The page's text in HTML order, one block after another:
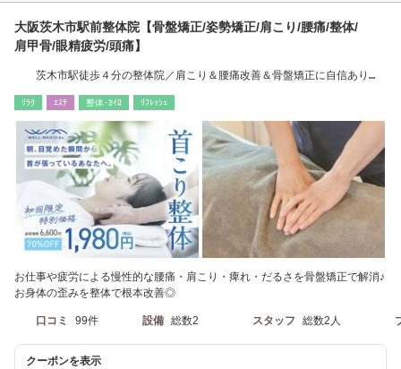
大阪茨木市駅前整体院【骨盤矯正/姿勢矯正/肩こり/腰痛/整体/
肩甲骨/眼精疲労/頭痛】
茨木市駅徒歩４分の整体院／肩こり＆腰痛改善＆骨盤矯正に自信あり
ﾘﾗｸ ｴｽﾃ 整体･ｶｲﾛ ﾘﾌﾚｯｼｭ
お仕事や疲労による慢性的な腰痛・肩こり・痺れ・だるさを骨盤矯正で解消♪
お身体の歪みを整体で根本改善◎
口コミ 99件 設備 総数2 スタッフ 総数2人
クーポンを表示